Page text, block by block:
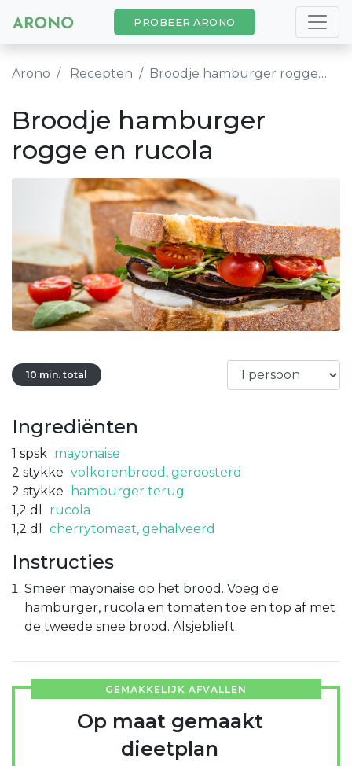
PROBEER ARONO
Arono Recepten Broodje hamburger rogge en rucola
Broodje hamburger
rogge en rucola
10 min. total
Ingrediënten
1 spsk mayonaise
2 stykke volkorenbrood, geroosterd
2 stykke
hamburger terug
1,2 dl
rucola
1,2 dl cherrytomaat, gehalveerd
Instructies
Smeer mayonaise op het brood. Voeg de
hamburger, rucola en tomaten toe en top af met
de tweede snee brood. Alsjeblieft.
GEMAKKELIJK AFVALLEN
Op maat gemaakt
dieetplan